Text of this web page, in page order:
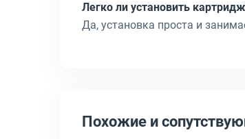
Легко ли установить
Да, установка проста и
Похожие и